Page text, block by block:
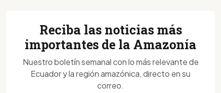
Reciba las noticias más
importantes de la Amazonía
Nuestro boletín semanal con lo más relevante de
Ecuador y la región amazónica, directo en su
correo.